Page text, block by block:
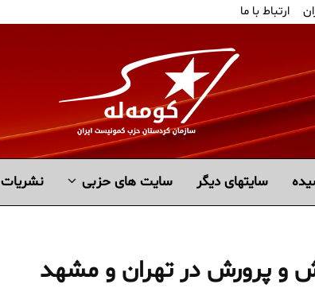
ارتباط با ما
سايتهاى ديگر سایت های حزبی نشریات
و پرورش در تهران و مشهد